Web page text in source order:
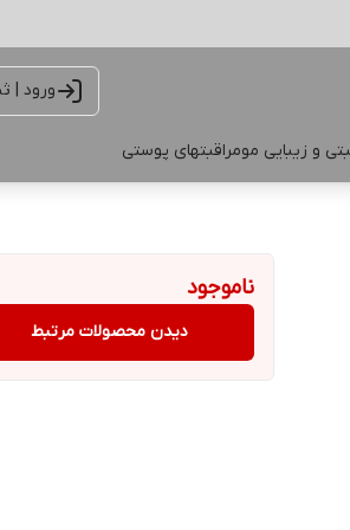
ورود |
و زیبایی مومراقبتهای پوستی
ناموجود
دیدن محصولات مرتبط